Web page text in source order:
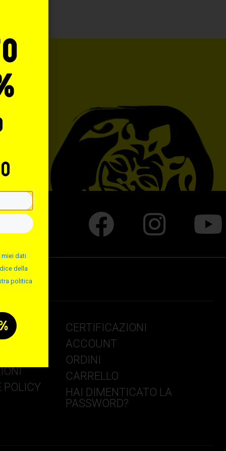
POLICY
CERTIFICAZIONI
ACCOUNT
ORDINI
CARRELLO
HAI DIMENTICATO LA
PASSWORD?
dati
della
politica